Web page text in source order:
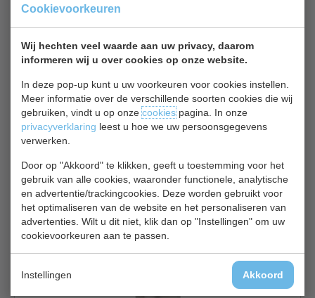
Cookievoorkeuren
Wij hechten veel waarde aan uw privacy, daarom
informeren wij u over cookies op onze website.
In deze pop-up kunt u uw voorkeuren voor cookies instellen.
Meer informatie over de verschillende soorten cookies die wij
gebruiken, vindt u op onzecookiespagina. In onze
privacyverklaring leest u hoe we uw persoonsgegevens
verwerken.
Door op "Akkoord" te klikken, geeft u toestemming voor het
gebruik van alle cookies, waaronder functionele, analytische
en advertentie/trackingcookies. Deze worden gebruikt voor
het optimaliseren van de website en het personaliseren van
advertenties. Wilt u dit niet, klik dan op "Instellingen" om uw
cookievoorkeuren aan te passen.
Instellingen Akkoord
Bar gereedschap bekijken
€ 2,90
€ 2,70
Bar gereedschap bekijken
Olympia K 498